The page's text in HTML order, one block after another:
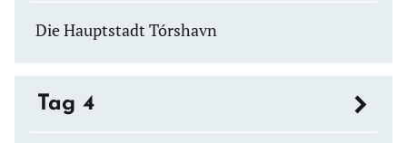
Die Hauptstadt Tórshavn
Tag 4